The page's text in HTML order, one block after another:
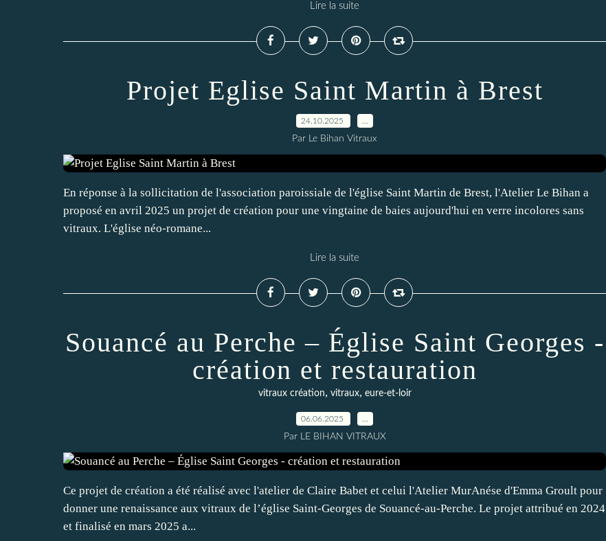
Lire la suite
Projet Eglise Saint Martin à Brest
24.10.2025
Par Le Bihan Vitraux
En réponse à la sollicitation de l'association paroissiale de l'église Saint Martin de Brest, l'Atelier Le Bihan a
proposé en avril 2025 un projet de création pour une vingtaine de baies aujourd'hui en verre incolores sans
vitraux. L'église néo-romane...
Lire la suite
Souancé au Perche – Église Saint Georges -
création et restauration
vitraux création, vitraux, eure-et-loir
06.06.2025
Par LE BIHAN VITRAUX
Ce projet de création a été réalisé avec l'atelier de Claire Babet et celui l'Atelier MurAnése d'Emma Groult pour
donner une renaissance aux vitraux de l’église Saint-Georges de Souancé-au-Perche. Le projet attribué en 2024
et finalisé en mars 2025 a...